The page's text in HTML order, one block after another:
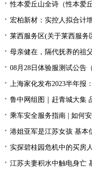
性本爱丘山全诗（性本爱丘
宏柏新材：实控人拟合计
莱西服务区(关于莱西服务
母亲健在，隔代抚养的祖
08月28日体验服测试公告（
上海家化发布2023半年报：
鲁中网组图｜赶青城大集
乘车安全服务指南 | 如何
港姐亚军是江苏女孩 基本
实探碧桂园危机中的买房
江苏夫妻积水中触电身亡